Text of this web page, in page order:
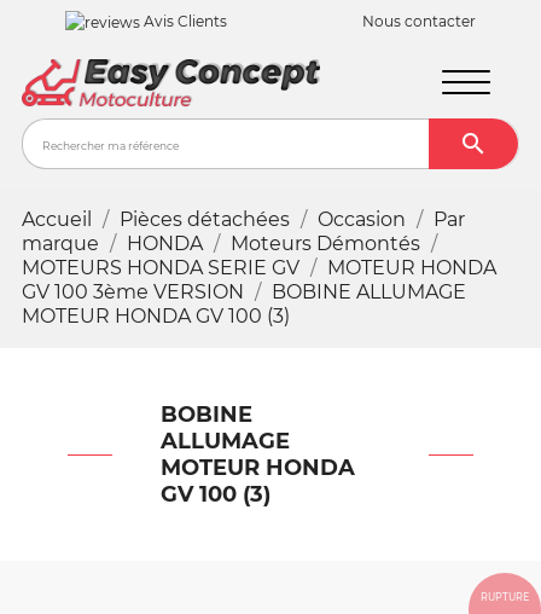
Avis Clients Nous contacter

Accueil Pièces détachées Occasion
Par
marque
HONDA
Moteurs Démontés
MOTEURS HONDA SERIE GV
MOTEUR HONDA
GV 100 3ème VERSION
BOBINE ALLUMAGE
MOTEUR HONDA GV 100 (3)
BOBINE
ALLUMAGE
MOTEUR HONDA
GV 100 (3)
RUPTURE